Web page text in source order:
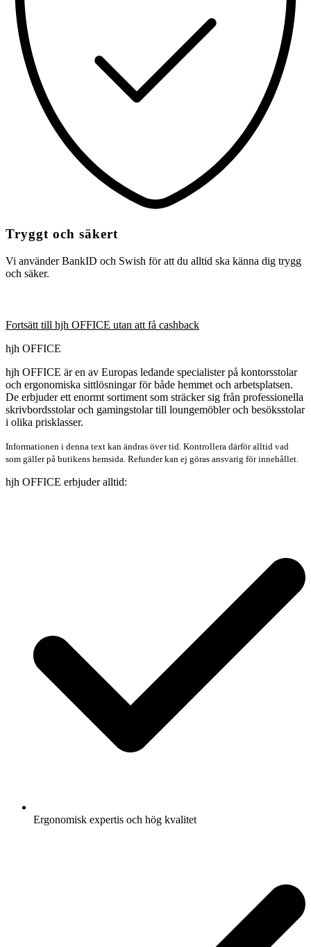
Tryggt och säkert
Vi använder BankID och Swish för att du alltid ska känna dig trygg
och säker.
Fortsätt till hjh OFFICE utan att få cashback
hjh OFFICE
hjh OFFICE är en av Europas ledande specialister på kontorsstolar
och ergonomiska sittlösningar för både hemmet och arbetsplatsen.
De erbjuder ett enormt sortiment som sträcker sig från professionella
skrivbordsstolar och gamingstolar till loungemöbler och besöksstolar
i olika prisklasser.
Informationen i denna text kan ändras över tid. Kontrollera därför alltid vad
som gäller på butikens hemsida. Refunder kan ej göras ansvarig för innehållet.
hjh OFFICE erbjuder alltid:
Ergonomisk expertis och hög kvalitet